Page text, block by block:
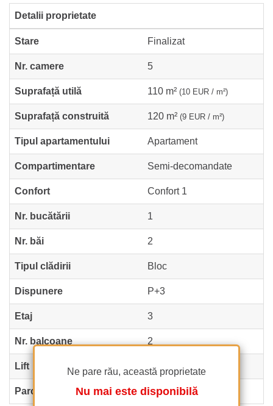
Ne pare rău, această proprietate
Nu mai este disponibilă
Detalii proprietate
Stare Finalizat
Nr. camere 5
Suprafață utilă 110 m² (10 EUR / m²)
Suprafață construită 120 m² (9 EUR / m²)
Tipul apartamentului Apartament
Compartimentare Semi-decomandate
Confort Confort 1
Nr. bucătării 1
Nr. băi 2
Tipul clădirii Bloc
Dispunere P+3
Etaj 3
Nr. balcoane 2
Lift Nu
Parcare afară 2